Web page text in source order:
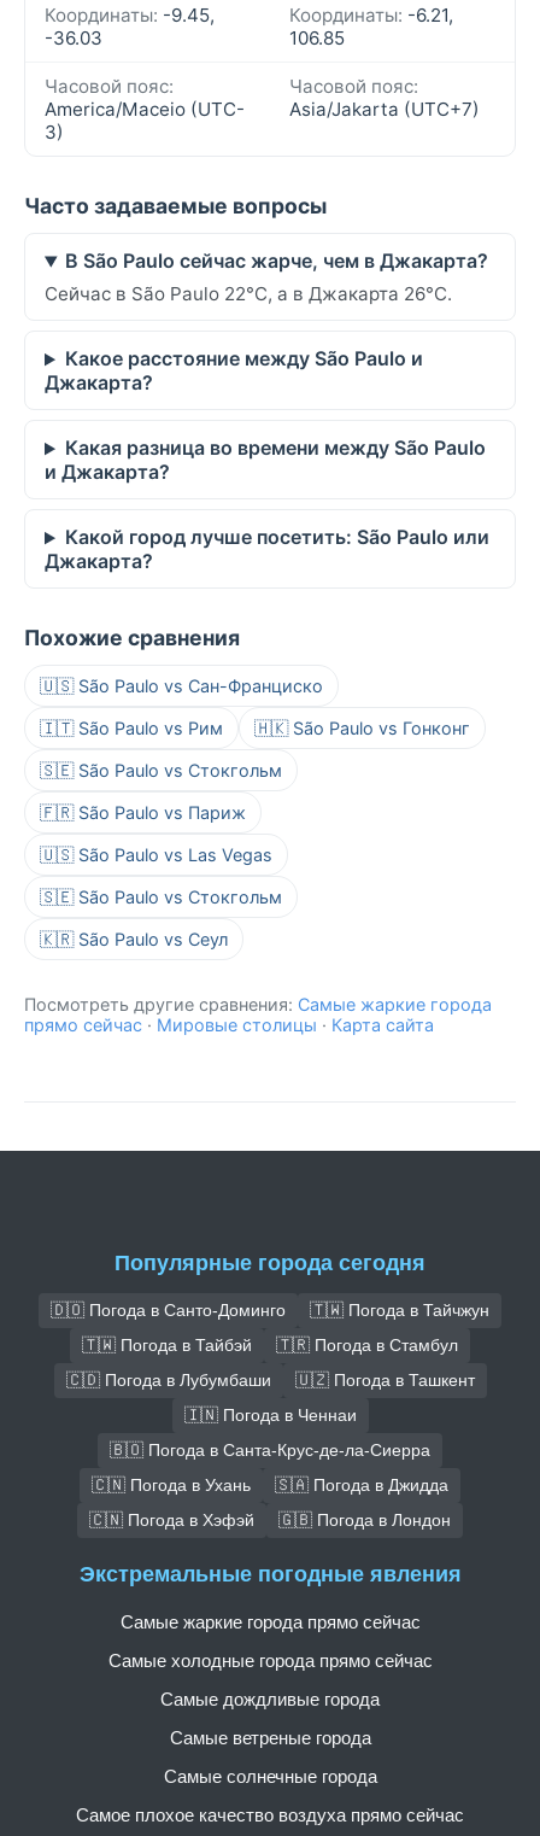
Координаты: -9.45,
-36.03
Координаты: -6.21,
106.85
Часовой пояс:
America/Maceio (UTC-
3)
Часовой пояс:
Asia/Jakarta (UTC+7)
Часто задаваемые вопросы
В São Paulo сейчас жарче, чем в Джакарта?
Сейчас в São Paulo 22°C, а в Джакарта 26°C.
Какое расстояние между São Paulo и
Джакарта?
Какая разница во времени между São Paulo
и Джакарта?
Какой город лучше посетить: São Paulo или
Джакарта?
Похожие сравнения
🇺🇸 São Paulo vs Сан-Франциско
🇮🇹 São Paulo vs Рим 🇭🇰 São Paulo vs Гонконг
🇸🇪 São Paulo vs Стокгольм
🇫🇷 São Paulo vs Париж
🇺🇸 São Paulo vs Las Vegas
🇸🇪 São Paulo vs Стокгольм
🇰🇷 São Paulo vs Сеул
Посмотреть другие сравнения: Самые жаркие города
прямо сейчас · Мировые столицы · Карта сайта
Популярные города сегодня
🇩🇴 Погода в Санто-Доминго
🇹🇼 Погода в Тайчжун
🇹🇼 Погода в Тайбэй
🇹🇷 Погода в Стамбул
🇨🇩 Погода в Лубумбаши
🇺🇿 Погода в Ташкент
🇮🇳 Погода в Ченнаи
🇧🇴 Погода в Санта-Крус-де-ла-Сиерра
🇨🇳 Погода в Ухань
🇸🇦 Погода в Джидда
🇨🇳 Погода в Хэфэй
🇬🇧 Погода в Лондон
Экстремальные погодные явления
Самые жаркие города прямо сейчас
Самые холодные города прямо сейчас
Самые дождливые города
Самые ветреные города
Самые солнечные города
Самое плохое качество воздуха прямо сейчас